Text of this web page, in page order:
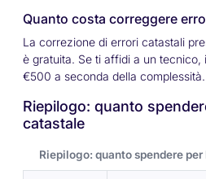
Quanto costa correggere
La correzione di errori catastali
è gratuita. Se ti affidi a un
€500 a seconda della complessità.
Riepilogo: quanto
catastale
Riepilogo: quanto spendere